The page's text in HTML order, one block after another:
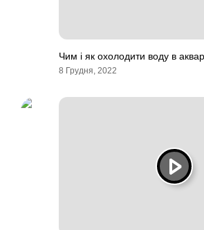
Чим і як охолодити воду в
8 Грудня, 2022